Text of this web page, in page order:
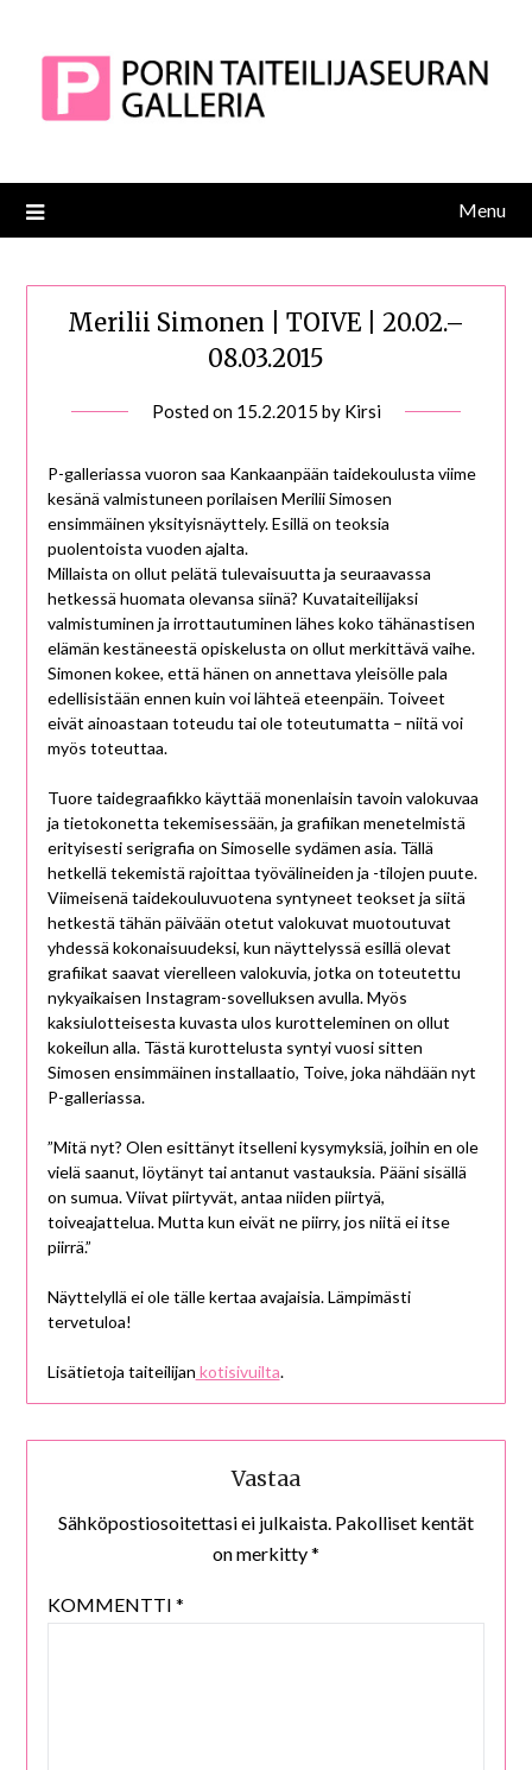
Menu
Merilii Simonen | TOIVE | 20.02.–
08.03.2015
Posted on 15.2.2015 by Kirsi
P-galleriassa vuoron saa Kankaanpään taidekoulusta viime
kesänä valmistuneen porilaisen Merilii Simosen
ensimmäinen yksityisnäyttely. Esillä on teoksia
puolentoista vuoden ajalta.
Millaista on ollut pelätä tulevaisuutta ja seuraavassa
hetkessä huomata olevansa siinä? Kuvataiteilijaksi
valmistuminen ja irrottautuminen lähes koko tähänastisen
elämän kestäneestä opiskelusta on ollut merkittävä vaihe.
Simonen kokee, että hänen on annettava yleisölle pala
edellisistään ennen kuin voi lähteä eteenpäin. Toiveet
eivät ainoastaan toteudu tai ole toteutumatta – niitä voi
myös toteuttaa.
Tuore taidegraafikko käyttää monenlaisin tavoin valokuvaa
ja tietokonetta tekemisessään, ja grafiikan menetelmistä
erityisesti serigrafia on Simoselle sydämen asia. Tällä
hetkellä tekemistä rajoittaa työvälineiden ja -tilojen puute.
Viimeisenä taidekouluvuotena syntyneet teokset ja siitä
hetkestä tähän päivään otetut valokuvat muotoutuvat
yhdessä kokonaisuudeksi, kun näyttelyssä esillä olevat
grafiikat saavat vierelleen valokuvia, jotka on toteutettu
nykyaikaisen Instagram-sovelluksen avulla. Myös
kaksiulotteisesta kuvasta ulos kurotteleminen on ollut
kokeilun alla. Tästä kurottelusta syntyi vuosi sitten
Simosen ensimmäinen installaatio, Toive, joka nähdään nyt
P-galleriassa.
”Mitä nyt? Olen esittänyt itselleni kysymyksiä, joihin en ole
vielä saanut, löytänyt tai antanut vastauksia. Pääni sisällä
on sumua. Viivat piirtyvät, antaa niiden piirtyä,
toiveajattelua. Mutta kun eivät ne piirry, jos niitä ei itse
piirrä.”
Näyttelyllä ei ole tälle kertaa avajaisia. Lämpimästi
tervetuloa!
Lisätietoja taiteilijan kotisivuilta.
Vastaa
Sähköpostiosoitettasi ei julkaista. Pakolliset kentät
on merkitty*
KOMMENTTI *